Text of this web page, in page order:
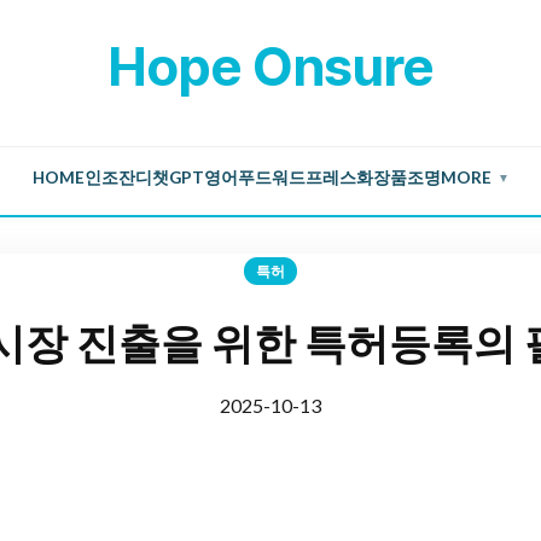
Hope Onsure
HOME인조잔디 챗GPT영어 푸드워드프레스화장품조명MORE ▼
특허
장 진출을 위한 특허등록의
2025-10-13